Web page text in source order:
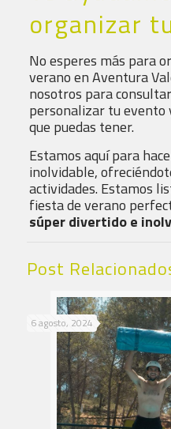
organizar
No esperes más para
verano en Aventura
nosotros para
personalizar tu evento
que puedas tener.
Estamos aquí para
inolvidable,
actividades. Estamos
fiesta de verano
súper divertido e
Post
6 agosto, 2024